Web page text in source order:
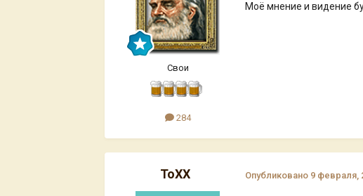
Свои
284
Моё мнение и видение
ToXX Опубликовано 9 февраля,